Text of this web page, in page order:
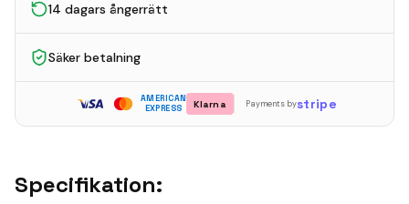
14 dagars ångerrätt
Säker betalning
AMERICAN
EXPRESS
Klarna Payments bystripe
Specifikation: